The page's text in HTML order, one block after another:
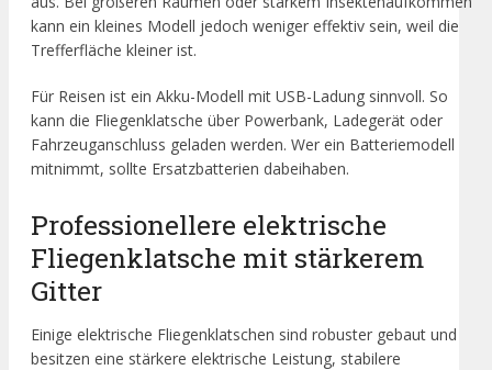
kann ein kleines Modell jedoch weniger effektiv sein, weil die
Trefferfläche kleiner ist.
Für Reisen ist ein Akku-Modell mit USB-Ladung sinnvoll. So
kann die Fliegenklatsche über Powerbank, Ladegerät oder
Fahrzeuganschluss geladen werden. Wer ein Batteriemodell
mitnimmt, sollte Ersatzbatterien dabeihaben.
Professionellere elektrische
Fliegenklatsche mit stärkerem
Gitter
Einige elektrische Fliegenklatschen sind robuster gebaut und
besitzen eine stärkere elektrische Leistung, stabilere